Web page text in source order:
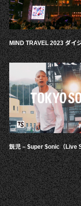
MIND TRAVEL 2023 ダイ
鋭児 – $uper $onic（Live